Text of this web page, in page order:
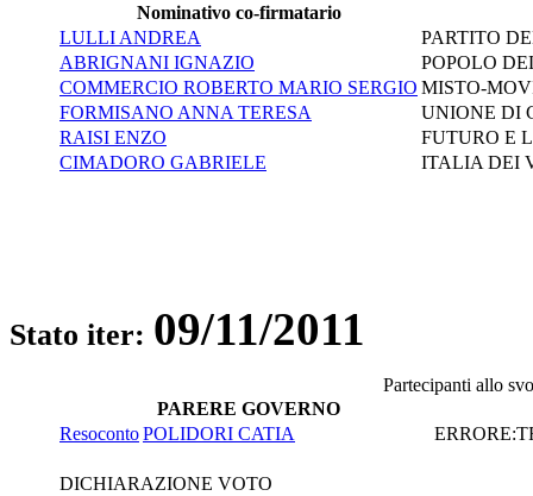
Nominativo co-firmatario
LULLI ANDREA
PARTITO
ABRIGNANI IGNAZIO
POPOLO
COMMERCIO ROBERTO MARIO SERGIO MISTO-
FORMISANO ANNA TERESA
UNIONE DI
RAISI ENZO
FUTURO E
CIMADORO GABRIELE
ITALIA DEI
Stato iter: 09/11/2011
Partecipanti allo
PARERE GOVERNO
ResocontoPOLIDORI CATIA
DICHIARAZIONE VOTO